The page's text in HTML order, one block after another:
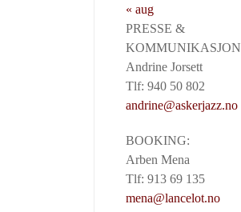
« aug
PRESSE &
KOMMUNIKASJON
Andrine Jorsett
Tlf: 940 50 802
andrine@askerjazz.no
BOOKING:
Arben Mena
Tlf: 913 69 135
mena@lancelot.no